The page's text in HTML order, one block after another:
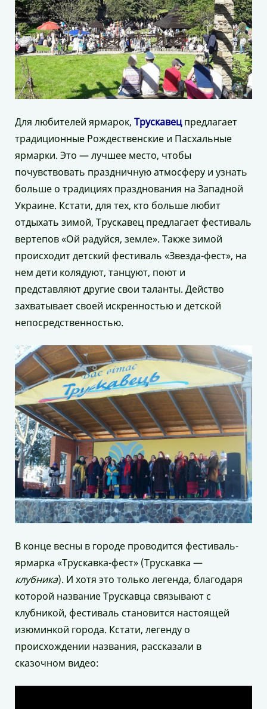
Для любителей ярмарок, Трускавецпредлагает
традиционные Рождественские и Пасхальные
ярмарки. Это — лучшее место, чтобы
почувствовать праздничную атмосферу и узнать
больше о традициях празднования на Западной
Украине. Кстати, для тех, кто больше любит
отдыхать зимой, Трускавец предлагает фестиваль
вертепов «Ой радуйся, земле». Также зимой
происходит детский фестиваль «Звезда-фест», на
нем дети колядуют, танцуют, поют и
представляют другие свои таланты. Действо
захватывает своей искренностью и детской
непосредственностью.
В конце весны в городе проводится фестиваль-
ярмарка «Трускавка-фест» (Трускавка —
клубника). И хотя это только легенда, благодаря
которой название Трускавца связывают с
клубникой, фестиваль становится настоящей
изюминкой города. Кстати, легенду о
происхождении названия, рассказали в
сказочном видео: